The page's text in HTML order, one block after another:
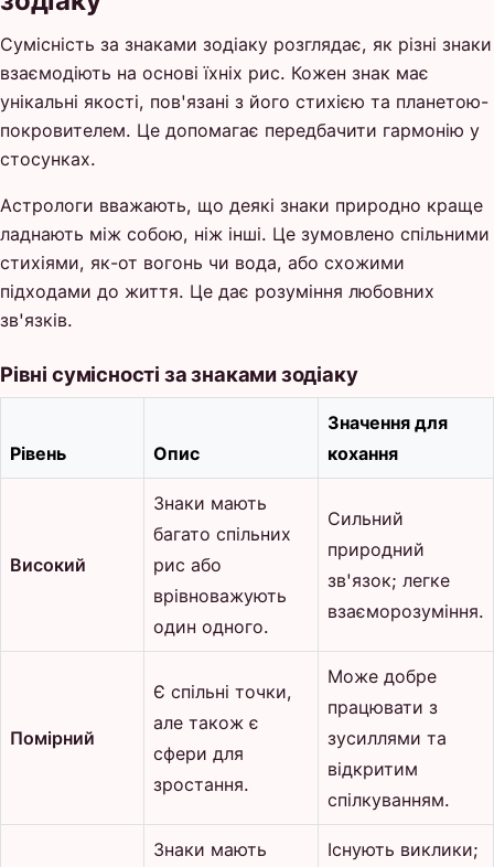
Сумісність за знаками зодіаку розглядає, як різні знаки
взаємодіють на основі їхніх рис. Кожен знак має
унікальні якості, пов'язані з його стихією та планетою-
покровителем. Це допомагає передбачити гармонію у
стосунках.
Астрологи вважають, що деякі знаки природно краще
ладнають між собою, ніж інші. Це зумовлено спільними
стихіями, як-от вогонь чи вода, або схожими
підходами до життя. Це дає розуміння любовних
зв'язків.
Рівні сумісності за знаками зодіаку
Рівень Опис
Значення для
кохання
Високий
Знаки мають
багато спільних
рис або
врівноважують
один одного.
Сильний
природний
зв'язок; легке
взаєморозуміння.
Помірний
Є спільні точки,
але також є
сфери для
зростання.
Може добре
працювати з
зусиллями та
відкритим
спілкуванням.
Знаки мають
Існують виклики;